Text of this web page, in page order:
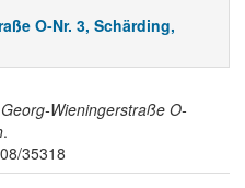
O-Nr. 3, Schärding,
Wieningerstraße O-
.
35318